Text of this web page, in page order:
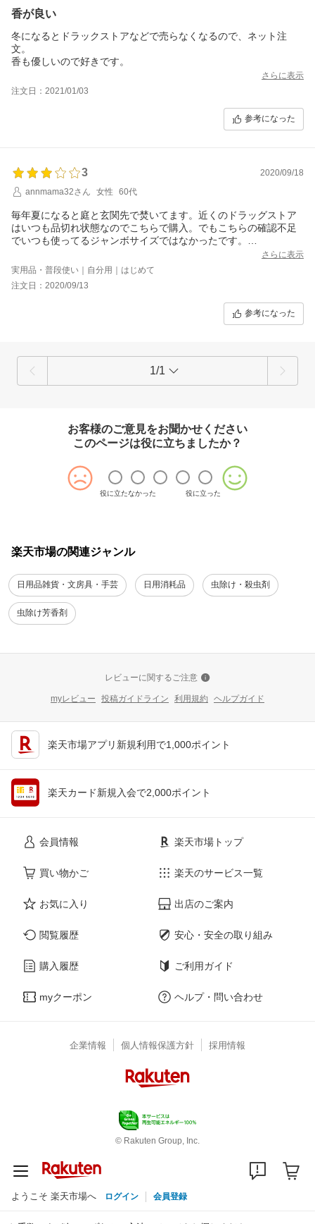
香が良い
冬になるとドラックストアなどで売らなくなるので、ネット注
文。
香も優しいので好きです。
さらに表示
注文日：2021/01/03
参考になった
3
2020/09/18
annmama32さん
女性 60代
毎年夏になると庭と玄関先で焚いてます。近くのドラッグストア
はいつも品切れ状態なのでこちらで購入。でもこちらの確認不足
でいつも使ってるジャンボサイズではなかったです。
さらに表示
実用品・普段使い｜自分用｜はじめて
注文日：2020/09/13
参考になった
1/1
お客様のご意見をお聞かせください
このページは役に立ちましたか？
役に立たなかった 役に立った
楽天市場の関連ジャンル
日用品雑貨・文房具・手芸 日用消耗品 虫除け・殺虫剤
虫除け芳香剤
レビューに関するご注意
myレビュー 投稿ガイドライン 利用規約 ヘルプガイド
楽天市場アプリ新規利用で1,000ポイント
楽天カード新規入会で2,000ポイント
会員情報
買い物かご
お気に入り
閲覧履歴
購入履歴
myクーポン
楽天市場トップ
楽天のサービス一覧
出店のご案内
安心・安全の取り組み
ご利用ガイド
ヘルプ・問い合わせ
企業情報 個人情報保護方針 採用情報
© Rakuten Group, Inc.
ようこそ 楽天市場へ ログイン 会員登録